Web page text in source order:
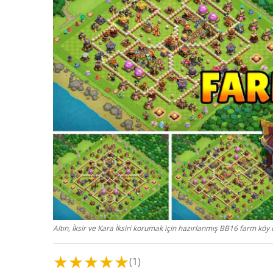
Altın, İksir ve Kara İksiri korumak için hazırlanmış BB16 farm
★★★★★(1)